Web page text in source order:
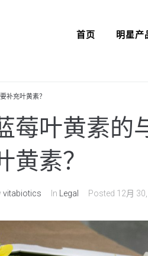
首页 明星产
补充叶黄素？
莓叶黄素的
黄素？
vitabiotics In Legal Posted 12月